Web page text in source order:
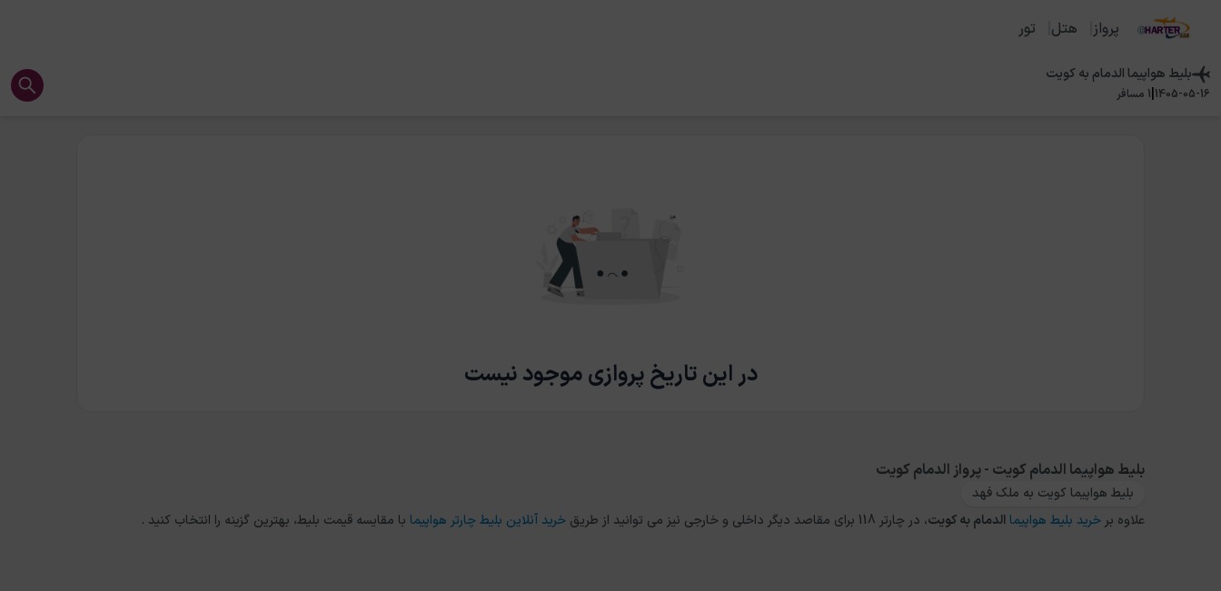
پرواز هتل تور
بلیط هواپیماالدمام به کویت
1405-05-16
|
1 مسافر
در این تاریخ پروازی موجود نیست
بلیط هواپیما الدمام کویت - پرواز الدمام کویت
بلیط هواپیما کویت به ملک فهد
علاوه بر خرید بلیط هواپیما الدمامبهکویت، در چارتر 118 برای مقاصد دیگر داخلی و خارجی نیز می توانید از طریق خرید آنلاین بلیط چارتر هواپیما با مقایسه قیمت بلیط، بهترین گزینه را انتخاب کنید .